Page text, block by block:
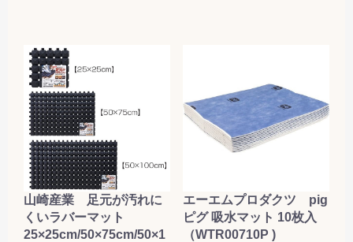
山崎産業 足元が汚れに
くいラバーマット
25×25cm/50×75cm/50×1
エーエムプロダクツ pig
ピグ 吸水マット 10枚入
（WTR00710P )